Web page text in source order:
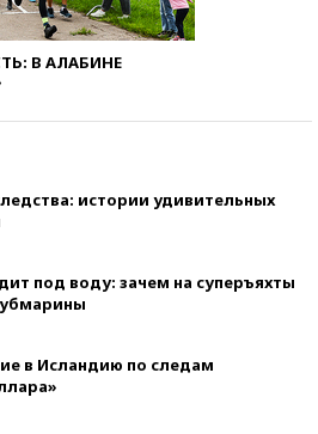
В АЛАБИНЕ
истории удивительных
под воду: зачем на суперъяхты
в Исландию по следам